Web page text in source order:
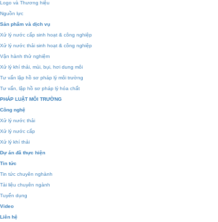
Logo và Thương hiệu
Nguồn lực
Sản phẩm và dịch vụ
Xử lý nước cấp sinh hoạt & công nghiệp
Xử lý nước thải sinh hoạt & công nghiệp
Vận hành thử nghiệm
Xử lý khí thải, mùi, bụi, hơi dung môi
Tư vấn lập hồ sơ pháp lý môi trường
Tư vấn, lập hồ sơ pháp lý hóa chất
PHÁP LUẬT MÔI TRƯỜNG
Công nghệ
Xử lý nước thải
Xử lý nước cấp
Xử lý khí thải
Dự án đã thực hiện
Tin tức
Tin tức chuyên nghành
Tài liệu chuyên ngành
Tuyển dụng
Video
Liên hệ